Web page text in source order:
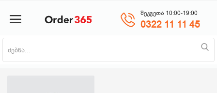
შეკვეთა 10:00-19:00
0322 11 11 45